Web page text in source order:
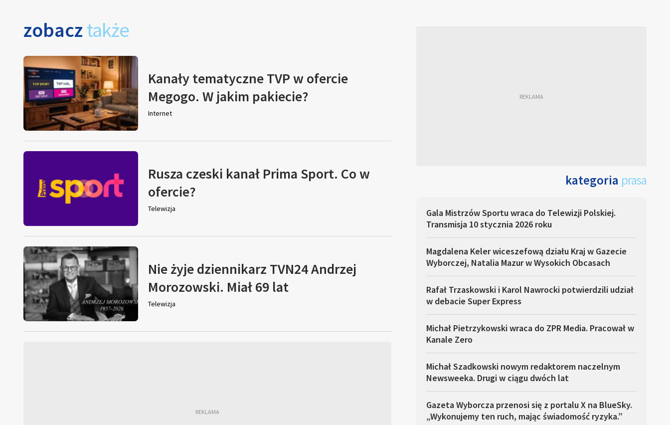
zobacz także
Kanały tematyczne TVP w ofercie
Megogo. W jakim pakiecie?
Internet
Rusza czeski kanał Prima Sport. Co w
ofercie?
Telewizja
Nie żyje dziennikarz TVN24 Andrzej
Morozowski. Miał 69 lat
Telewizja
kategoria prasa
Gala Mistrzów Sportu wraca do Telewizji Polskiej.
Transmisja 10 stycznia 2026 roku
Magdalena Keler wiceszefową działu Kraj w Gazecie
Wyborczej, Natalia Mazur w Wysokich Obcasach
Rafał Trzaskowski i Karol Nawrocki potwierdzili udział
w debacie Super Express
Michał Pietrzykowski wraca do ZPR Media. Pracował w
Kanale Zero
Michał Szadkowski nowym redaktorem naczelnym
Newsweeka. Drugi w ciągu dwóch lat
Gazeta Wyborcza przenosi się z portalu X na BlueSky.
„Wykonujemy ten ruch, mając świadomość ryzyka.”